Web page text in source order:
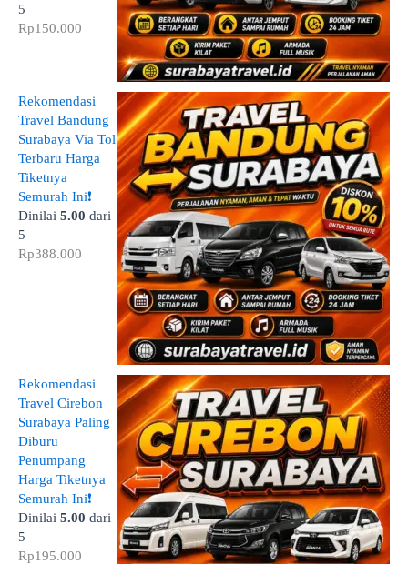
5
Rp150.000
Rekomendasi
Travel Bandung
Surabaya Via Tol
Terbaru Harga
Tiketnya
Semurah Ini❗
Dinilai 5.00 dari
5
Rp388.000
Rekomendasi
Travel Cirebon
Surabaya Paling
Diburu
Penumpang
Harga Tiketnya
Semurah Ini❗
Dinilai 5.00 dari
5
Rp195.000